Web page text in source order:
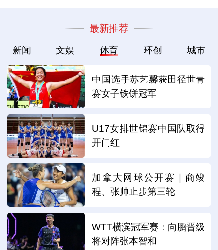
最新推荐
新闻 文娱 体育 环创 城市
中国选手苏艺馨获田径世青
赛女子铁饼冠军
U17女排世锦赛中国队取得
开门红
加拿大网球公开赛｜商竣
程、张帅止步第三轮
WTT横滨冠军赛：向鹏晋级
将对阵张本智和